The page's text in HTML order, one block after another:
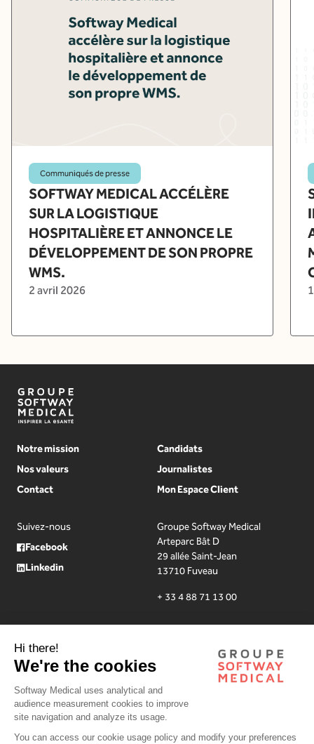
Communiqués de presse
SOFTWAY MEDICAL ACCÉLÈRE
SUR LA LOGISTIQUE
HOSPITALIÈRE ET ANNONCE LE
DÉVELOPPEMENT DE SON PROPRE
WMS.
2 avril 2026
Notre mission
Nos valeurs
Contact
Candidats
Journalistes
Mon Espace Client
Suivez-nous
Facebook
Linkedin
Groupe Softway Medical
Arteparc Bât D
29 allée Saint-Jean
13710 Fuveau
+ 33 4 88 71 13 00